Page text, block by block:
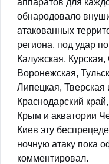
обнародовало
атакованных
региона, под удар
Калужская,
Воронежская,
Липецкая, Тверская
Краснодарский
Крым и акватории
Киев эту
ночную атаку пока
комментировал.